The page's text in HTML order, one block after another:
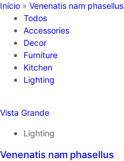
Início » Venenatis nam phasellus
Todos
Accessories
Decor
Furniture
Kitchen
Lighting
Vista Grande
Lighting
Venenatis nam phasellus